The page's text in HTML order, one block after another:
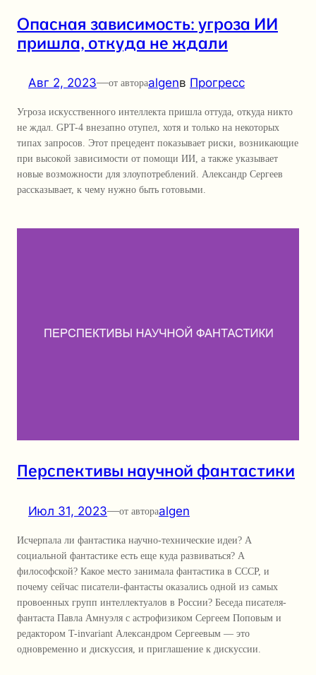
Опасная зависимость: угроза ИИ
пришла, откуда не ждали
Авг 2, 2023—от автораalgenв Прогресс
Угроза искусственного интеллекта пришла оттуда, откуда никто
не ждал. GPT-4 внезапно отупел, хотя и только на некоторых
типах запросов. Этот прецедент показывает риски, возникающие
при высокой зависимости от помощи ИИ, а также указывает
новые возможности для злоупотреблений. Александр Сергеев
рассказывает, к чему нужно быть готовыми.
Перспективы научной фантастики
Июл 31, 2023—от автораalgen
Исчерпала ли фантастика научно-технические идеи? А
социальной фантастике есть еще куда развиваться? А
философской? Какое место занимала фантастика в СССР, и
почему сейчас писатели-фантасты оказались одной из самых
провоенных групп интеллектуалов в России? Беседа писателя-
фантаста Павла Амнуэля с астрофизиком Сергеем Поповым и
редактором T-invariant Александром Сергеевым — это
одновременно и дискуссия, и приглашение к дискуссии.